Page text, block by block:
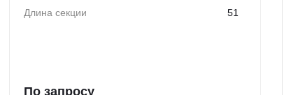
Длина секции 51
По запросу